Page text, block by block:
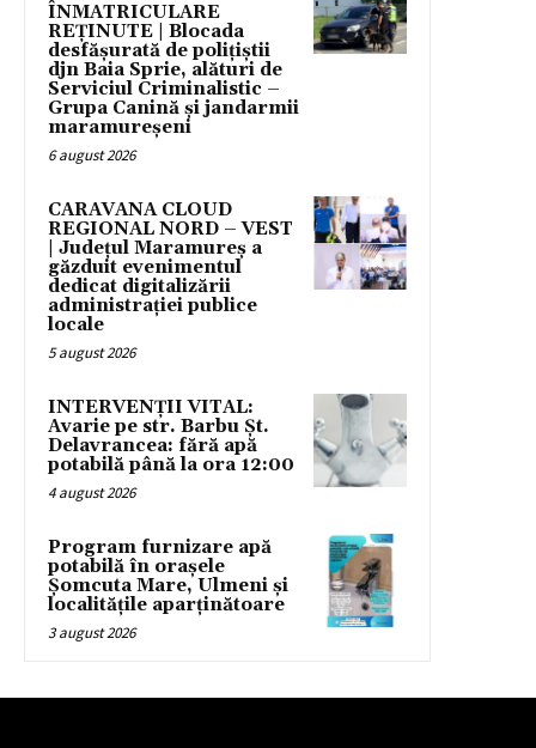
ÎNMATRICULARE
REȚINUTE | Blocada
desfășurată de polițiștii
djn Baia Sprie, alături de
Serviciul Criminalistic –
Grupa Canină și jandarmii
maramureșeni
6 august 2026
CARAVANA CLOUD
REGIONAL NORD – VEST
| Județul Maramureș a
găzduit evenimentul
dedicat digitalizării
administrației publice
locale
5 august 2026
INTERVENȚII VITAL:
Avarie pe str. Barbu Șt.
Delavrancea: fără apă
potabilă până la ora 12:00
4 august 2026
Program furnizare apă
potabilă în orașele
Șomcuta Mare, Ulmeni și
localitățile aparținătoare
3 august 2026